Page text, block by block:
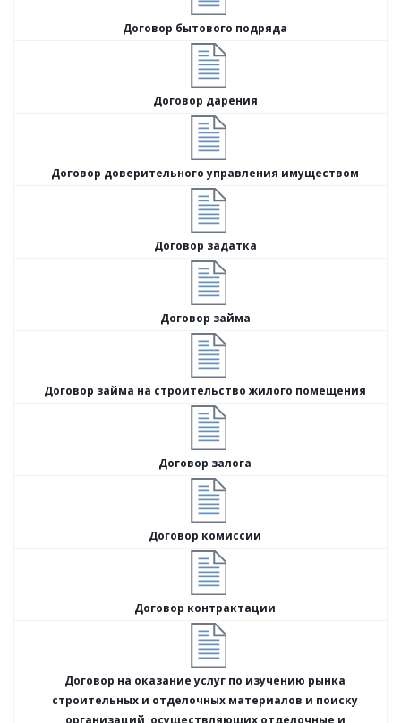
Договор бытового подряда
Договор дарения
Договор доверительного управления имуществом
Договор задатка
Договор займа
Договор займа на строительство жилого помещения
Договор залога
Договор комиссии
Договор контрактации
Договор на оказание услуг по изучению рынка
строительных и отделочных материалов и поиску
организаций, осуществляющих отделочные и